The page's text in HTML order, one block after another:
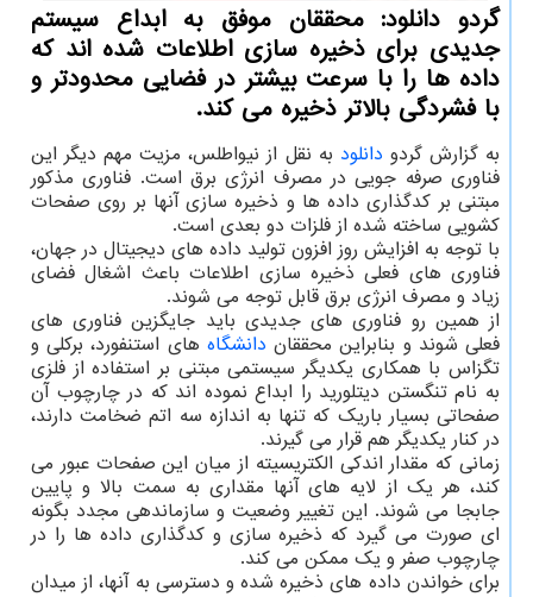
گردو دانلود: محققان موفق به ابداع سیستم
جدیدی برای ذخیره سازی اطلاعات شده اند كه
داده ها را با سرعت بیشتر در فضایی محدودتر و
با فشردگی بالاتر ذخیره می كند.
به گزارش گردو دانلود به نقل از نیواطلس، مزیت مهم دیگر این
فناوری صرفه جویی در مصرف انرژی برق است. فناوری مذکور
مبتنی بر کدگذاری داده ها و ذخیره سازی آنها بر روی صفحات
کشویی ساخته شده از فلزات دو بعدی است.
با توجه به افزایش روز افزون تولید داده های دیجیتال در جهان،
فناوری های فعلی ذخیره سازی اطلاعات باعث اشغال فضای
زیاد و مصرف انرژی برق قابل توجه می شوند.
از همین رو فناوری های جدیدی باید جایگزین فناوری های
فعلی شوند و بنابراین محققان دانشگاه های استنفورد، برکلی و
تگزاس با همکاری یکدیگر سیستمی مبتنی بر استفاده از فلزی
به نام تنگستن دیتلورید را ابداع نموده اند که در چارچوب آن
صفحاتی بسیار باریک که تنها به اندازه سه اتم ضخامت دارند،
در کنار یکدیگر هم قرار می گیرند.
زمانی که مقدار اندکی الکتریسیته از میان این صفحات عبور می
کند، هر یک از لایه های آنها مقداری به سمت بالا و پایین
جابجا می شوند. این تغییر وضعیت و سازماندهی مجدد بگونه
ای صورت می گیرد که ذخیره سازی و کدگذاری داده ها را در
چارچوب صفر و یک ممکن می کند.
برای خواندن داده های ذخیره شده و دسترسی به آنها، از میدان